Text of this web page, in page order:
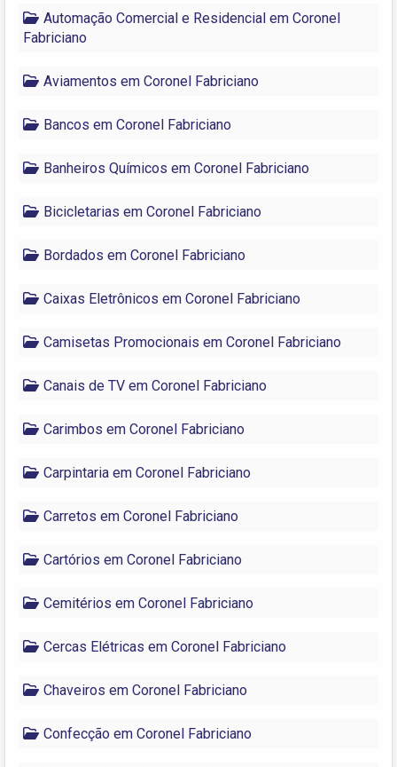
Automação Comercial e Residencial em Coronel
Fabriciano
Aviamentos em Coronel Fabriciano
Bancos em Coronel Fabriciano
Banheiros Químicos em Coronel Fabriciano
Bicicletarias em Coronel Fabriciano
Bordados em Coronel Fabriciano
Caixas Eletrônicos em Coronel Fabriciano
Camisetas Promocionais em Coronel Fabriciano
Canais de TV em Coronel Fabriciano
Carimbos em Coronel Fabriciano
Carpintaria em Coronel Fabriciano
Carretos em Coronel Fabriciano
Cartórios em Coronel Fabriciano
Cemitérios em Coronel Fabriciano
Cercas Elétricas em Coronel Fabriciano
Chaveiros em Coronel Fabriciano
Confecção em Coronel Fabriciano